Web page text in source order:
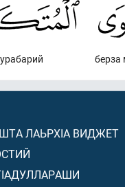
берза
ЛАЬРХIА ВИДЖЕТ